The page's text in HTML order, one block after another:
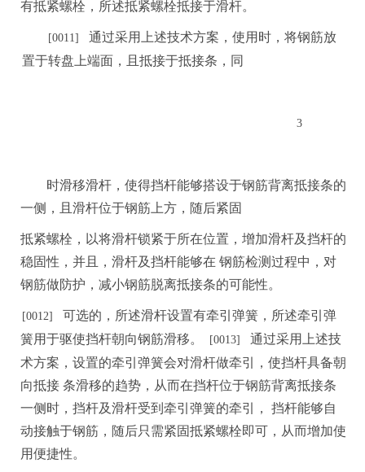
有抵紧螺栓，所述抵紧螺栓抵接于滑杆。
[0011] 通过采用上述技术方案，使用时，将钢筋放
置于转盘上端面，且抵接于抵接条，同
3
时滑移滑杆，使得挡杆能够搭设于钢筋背离抵接条的
一侧，且滑杆位于钢筋上方，随后紧固
抵紧螺栓 ， 以将滑杆锁紧于所在位置，增加滑杆及挡杆的
稳固性，并且，滑杆及挡杆能够在 钢筋检测过程中，对
钢筋做防护，减小钢筋脱离抵接条的可能性。
[0012] 可选的，所述滑杆设置有牵引弹簧，所述牵引弹
簧用于驱使挡杆朝向钢筋滑移。
[0013] 通过采用上述技
术方案，设置的牵引弹簧会对滑杆做牵引，使挡杆具备朝
向抵接 条滑移的趋势，从而在挡杆位于钢筋背离抵接条
一侧时，挡杆及滑杆受到牵引弹簧的牵引
， 挡杆能够自
动接触于钢筋，随后只需紧固抵紧螺栓即可，从而增加使
用便捷性。